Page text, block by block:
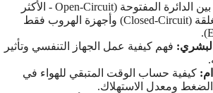
الفرق بين الدائرة المفتوحة (Open-Circuit - الأكثر
شيوعًا) والدائرة المغلقة (Closed-Circuit) وأجهزة الهروب فقط
فهم كيفية عمل الجهاز التنفسي وتأثير
كيفية حساب الوقت المتبقي للهواء في
الضغط ومعدل الاستهلاك.